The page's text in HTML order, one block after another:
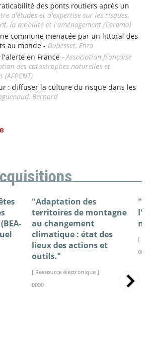
des ponts routiers après un
d'études et d'expertise sur les risques,
la mobilité et l'aménagement (Cerema)
commune menacée par un littoral des
au monde - Dubesset, Enzo
l'alerte en France -Association française
des catastrophes naturelles et
(AFPCNT)
: diffuser la culture du risque dans les
Bernard
"Adaptation des
territoires de montagne
au changement
climatique : état des
lieux des actions et
outils."
[ Ressource électronique ]
0000
[